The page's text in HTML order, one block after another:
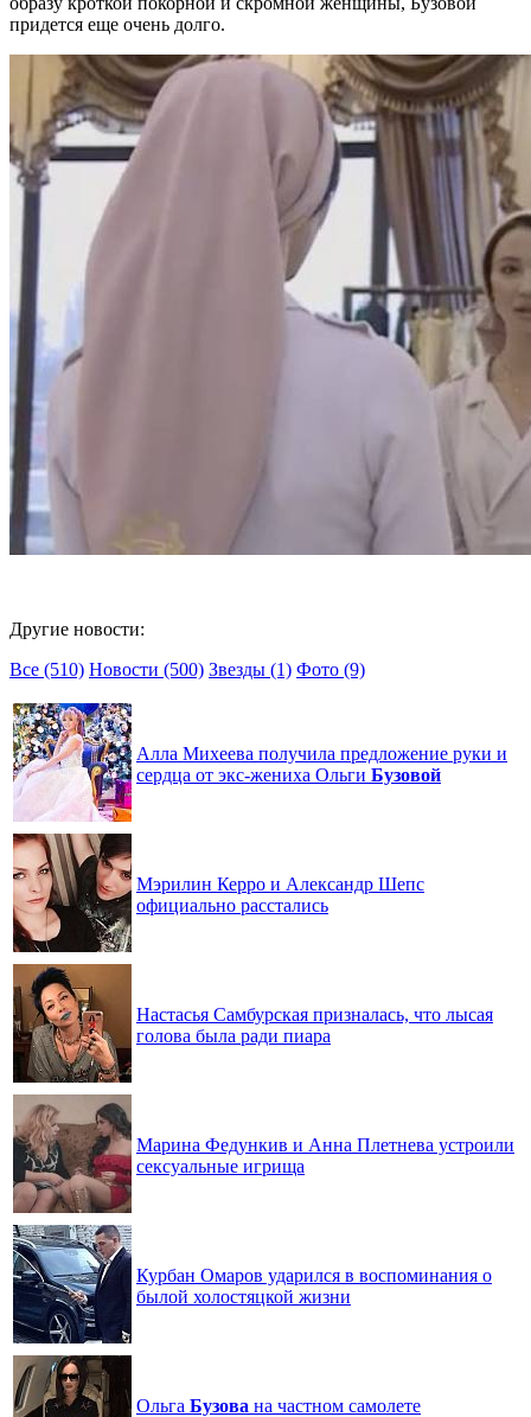
придется еще очень долго.
Другие новости:
Все (510) Новости (500) Звезды (1) Фото (9)
Алла Михеева получила предложение руки и
сердца от экс-жениха Ольги Бузовой
Мэрилин Керро и Александр Шепс
официально расстались
Настасья Самбурская призналась, что лысая
голова была ради пиара
Марина Федункив и Анна Плетнева устроили
сексуальные игрища
Курбан Омаров ударился в воспоминания о
былой холостяцкой жизни
Ольга Бузова на частном самолете